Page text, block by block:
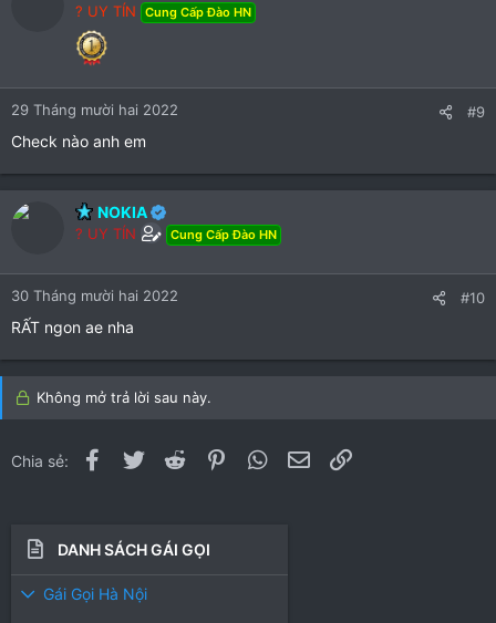
? UY TÍN Cung Cấp Đào HN
29 Tháng mười hai 2022 #9
Check nào anh em
NOKIA
? UY TÍN Cung Cấp Đào HN
30 Tháng mười hai 2022 #10
RẤT ngon ae nha
Không mở trả lời sau này.
Chia sẻ: Facebook
Twitter Reddit PinterestWhatsApp
Email
DANH SÁCH GÁI GỌI
Gái Gọi Hà Nội